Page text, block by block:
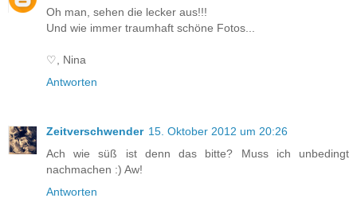
Oh man, sehen die lecker aus!!!
Und wie immer traumhaft schöne Fotos...
♡, Nina
Antworten
Zeitverschwender 15. Oktober 2012 um 20:26
Ach wie süß ist denn das bitte? Muss ich unbedingt
nachmachen :) Aw!
Antworten